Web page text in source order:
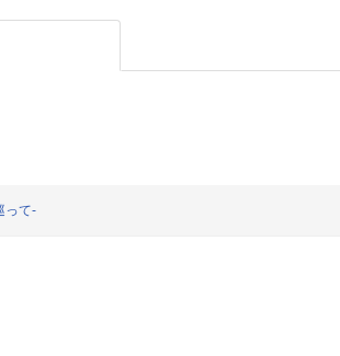
って-